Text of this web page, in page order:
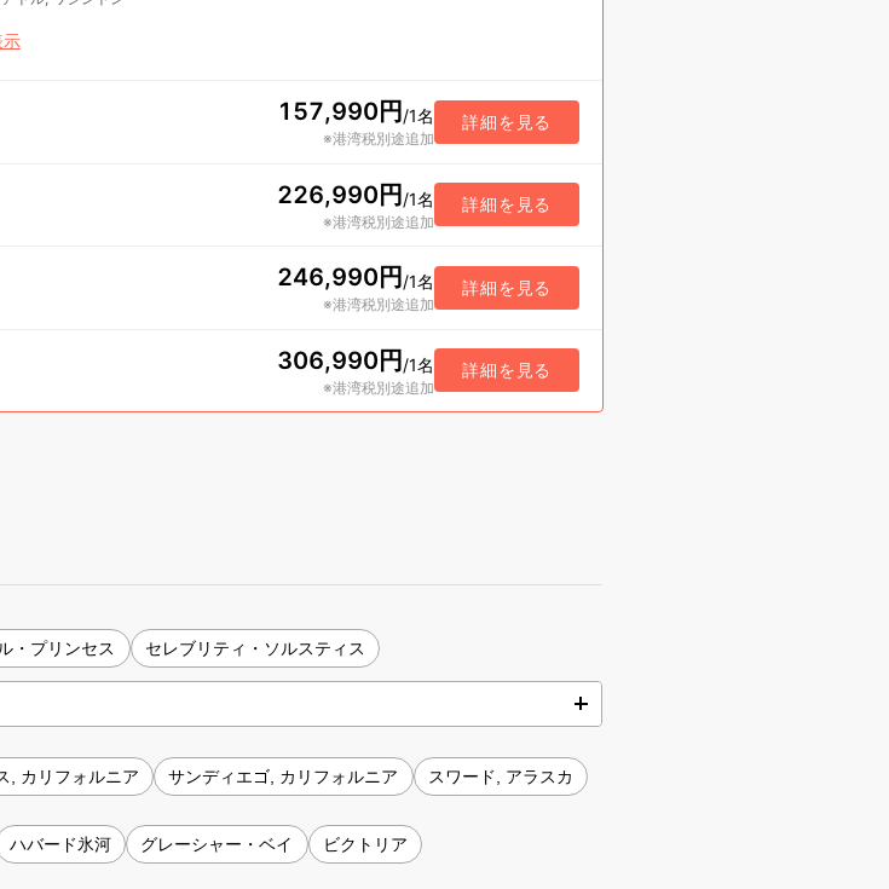
示
157,990円 /1名
※港湾税別途追加
詳細を見る
226,990円 /1名
※港湾税別途追加
詳細を見る
246,990円 /1名
※港湾税別途追加
詳細を見る
306,990円 /1名
※港湾税別途追加
詳細を見る
・プリンセス セレブリティ・ソルスティス
, カリフォルニア サンディエゴ, カリフォルニア スワード, アラスカ
ハバード氷河 グレーシャー・ベイ ビクトリア